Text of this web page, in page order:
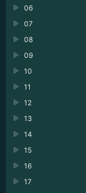
06
07
08
09
10
11
12
13
14
15
16
17